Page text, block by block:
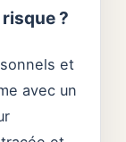
?
et
avec un